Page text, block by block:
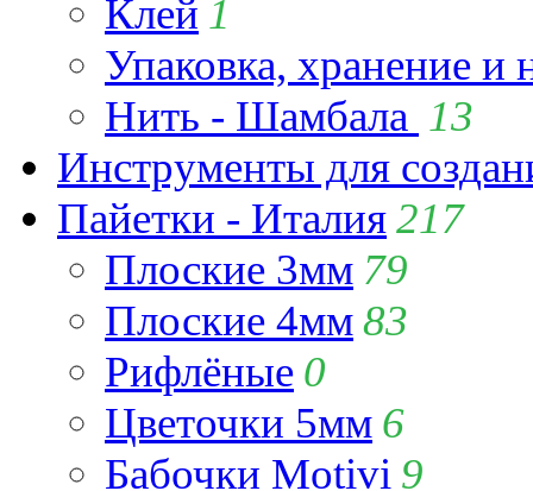
Клей 1
Упаковка, хранение и
Нить - Шамбала 13
Инструменты для
Пайетки - Италия217
Плоские 3мм 79
Плоские 4мм83
Рифлёные 0
Цветочки 5мм 6
Бабочки Motivi 9